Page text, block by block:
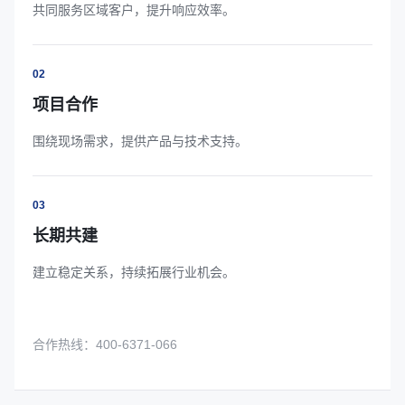
共同服务区域客户，提升响应效率。
02
项目合作
围绕现场需求，提供产品与技术支持。
03
长期共建
建立稳定关系，持续拓展行业机会。
合作热线：400-6371-066